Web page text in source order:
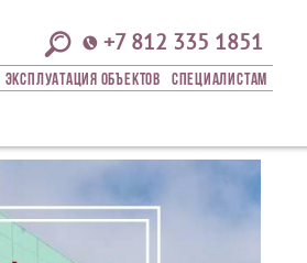
+7 812 335 1851
Эксплуатация Объектов СПЕЦИАЛИСТАМ